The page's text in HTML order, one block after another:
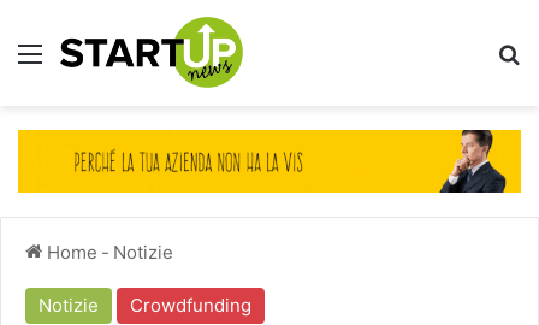
Menu
Home - Notizie
Notizie Crowdfunding